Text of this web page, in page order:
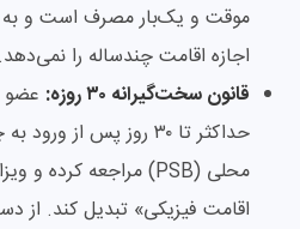
موقت و یک‌بار مصرف است و به
اجازه اقامت چندساله را نمی‌دهد.
قانون سخت‌گیرانه ۳۰ روزه:
عضو
حداکثر تا ۳۰ روز پس از
اقامت فیزیکی» تبدیل کند. از